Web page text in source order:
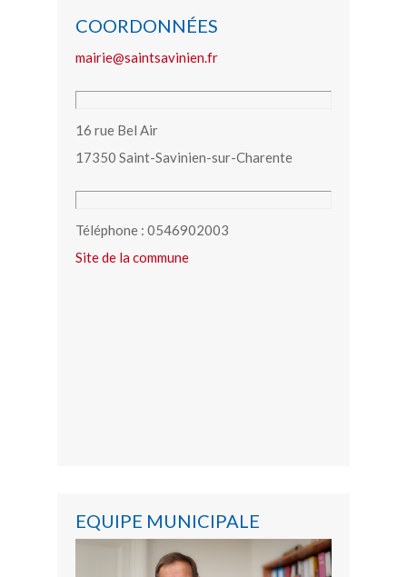
COORDONNÉES
mairie@saintsavinien.fr
16 rue Bel Air
17350 Saint-Savinien-sur-Charente
Téléphone : 0546902003
Site de la commune
EQUIPE MUNICIPALE